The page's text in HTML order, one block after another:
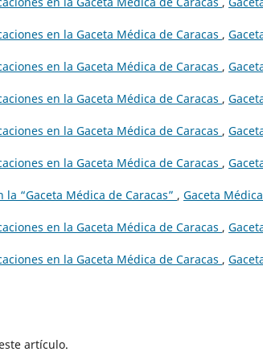
en la Gaceta Médica de Caracas ,
en la Gaceta Médica de Caracas ,
en la Gaceta Médica de Caracas ,
en la Gaceta Médica de Caracas ,
en la Gaceta Médica de Caracas ,
“Gaceta Médica de Caracas” , Gaceta
en la Gaceta Médica de Caracas ,
en la Gaceta Médica de Caracas ,
artículo.